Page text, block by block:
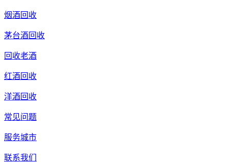
烟酒回收
茅台酒回收
回收老酒
红酒回收
洋酒回收
常见问题
服务城市
联系我们